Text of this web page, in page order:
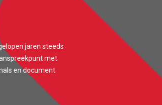
jaren steeds
met
en document